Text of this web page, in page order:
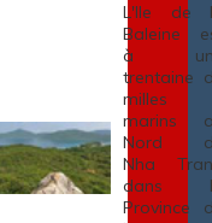
L'Ile de
Baleine
à
trentaine
milles
marins
Nord
Nha
dans
Province